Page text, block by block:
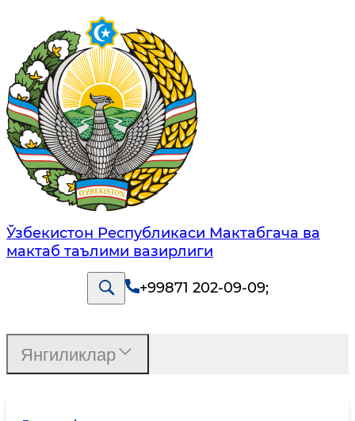
Ўзбекистон Республикаси Мактабгача ва
мактаб таълими вазирлиги
+99871 202-09-09;
Янгиликлар